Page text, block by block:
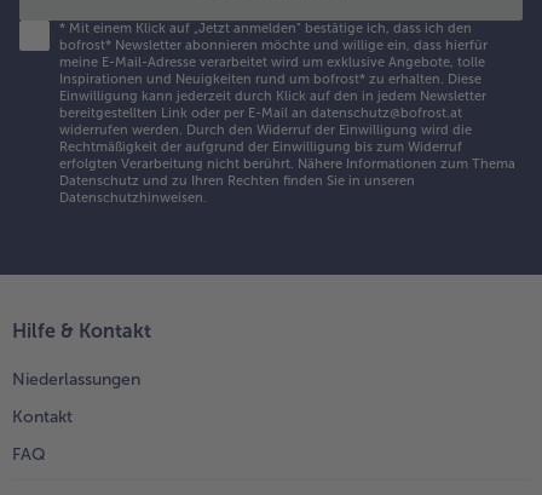
* Mit einem Klick auf „Jetzt anmelden" bestätige ich, dass ich den
bofrost* Newsletter abonnieren möchte und willige ein, dass hierfür
meine E-Mail-Adresse verarbeitet wird um exklusive Angebote, tolle
Inspirationen und Neuigkeiten rund um bofrost* zu erhalten. Diese
Einwilligung kann jederzeit durch Klick auf den in jedem Newsletter
bereitgestellten Link oder per E-Mail an datenschutz@bofrost.at
widerrufen werden. Durch den Widerruf der Einwilligung wird die
Rechtmäßigkeit der aufgrund der Einwilligung bis zum Widerruf
erfolgten Verarbeitung nicht berührt. Nähere Informationen zum Thema
Datenschutz und zu Ihren Rechten finden Sie in unseren
Datenschutzhinweisen.
Hilfe & Kontakt
Niederlassungen
Kontakt
FAQ